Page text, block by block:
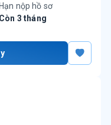
Hạn nộp hồ sơ
Còn 3 tháng